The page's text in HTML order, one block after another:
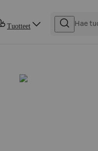
Tuotteet